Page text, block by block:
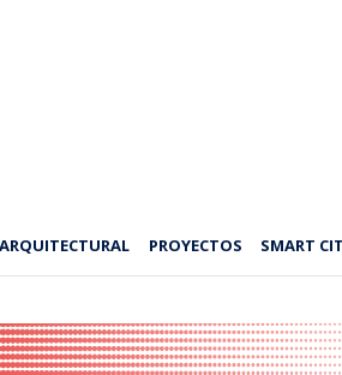
PROYECTOS SMART